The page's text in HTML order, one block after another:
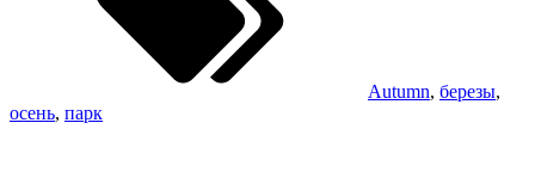
Autumn, березы,
осень, парк